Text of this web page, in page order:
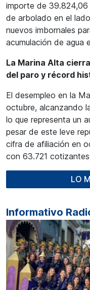
importe de 39.824,06
de arbolado en el
nuevos imbornales
acumulación de agua
La Marina Alta
del paro y récord
El desempleo en la
octubre, alcanzando
lo que representa un
pesar de este leve
cifra de afiliación en
con 63.721
LO
Informativo